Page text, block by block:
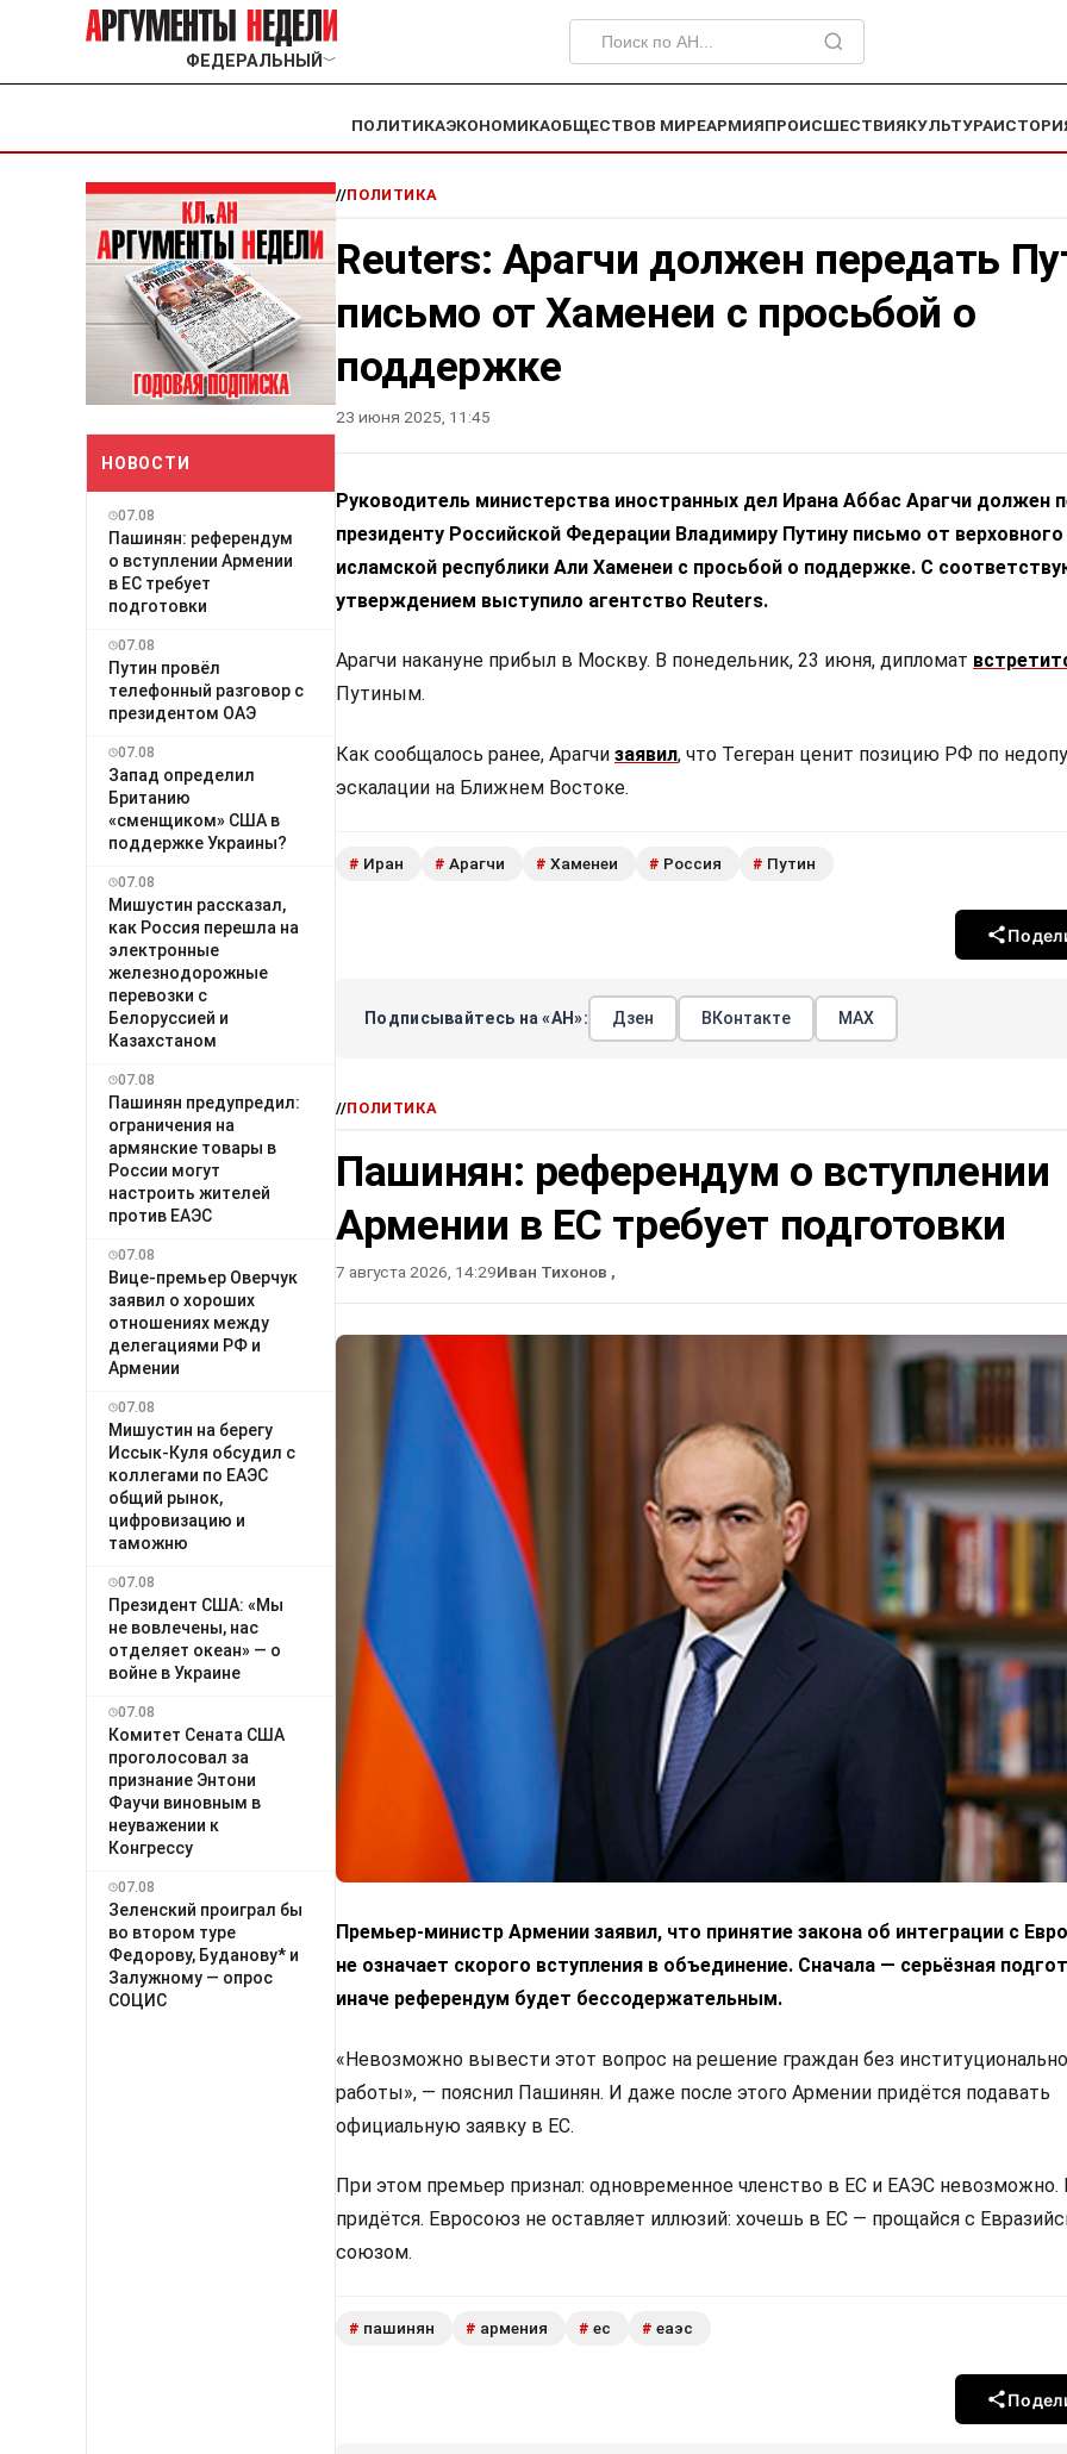
ФЕДЕРАЛЬНЫЙ ﹀
ПОЛИТИКАЭКОНОМИКАОБЩЕСТВОВ МИРЕАРМИЯПРОИСШЕСТВИЯКУЛЬТУРА
НОВОСТИ
07.08
Пашинян: референдум
о вступлении Армении
в ЕС требует
подготовки
07.08
Путин провёл
телефонный разговор с
президентом ОАЭ
07.08
Запад определил
Британию
«сменщиком» США в
поддержке Украины?
07.08
Мишустин рассказал,
как Россия перешла на
электронные
железнодорожные
перевозки с
Белоруссией и
Казахстаном
07.08
Пашинян предупредил:
ограничения на
армянские товары в
России могут
настроить жителей
против ЕАЭС
07.08
Вице-премьер Оверчук
заявил о хороших
отношениях между
делегациями РФ и
Армении
07.08
Мишустин на берегу
Иссык-Куля обсудил с
коллегами по ЕАЭС
общий рынок,
цифровизацию и
таможню
07.08
Президент США: «Мы
не вовлечены, нас
отделяет океан» — о
войне в Украине
07.08
Комитет Сената США
проголосовал за
признание Энтони
Фаучи виновным в
неуважении к
Конгрессу
07.08
Зеленский проиграл бы
во втором туре
Федорову, Буданову* и
Залужному — опрос
СОЦИС
//ПОЛИТИКА
Reuters: Арагчи должен передать
письмо от Хаменеи с просьбой о
поддержке
23 июня 2025, 11:45
Руководитель министерства иностранных дел Ирана Аббас Арагчи должен
президенту Российской Федерации Владимиру Путину письмо от
исламской республики Али Хаменеи с просьбой о поддержке. С
утверждением выступило агентство Reuters.
Арагчи накануне прибыл в Москву. В понедельник, 23 июня, дипломат
Путиным.
Как сообщалось ранее, Арагчи заявил, что Тегеран ценит позицию РФ по
эскалации на Ближнем Востоке.
# Иран # Арагчи # Хаменеи # Россия # Путин
Подписывайтесь на «АН»: Дзен ВКонтакте МАХ
//ПОЛИТИКА
Пашинян: референдум о вступлении
Армении в ЕС требует подготовки
7 августа 2026, 14:29Иван Тихонов ,
Премьер-министр Армении заявил, что принятие закона об интеграции с
не означает скорого вступления в объединение. Сначала — серьёзная
иначе референдум будет бессодержательным.
«Невозможно вывести этот вопрос на решение граждан без
работы», — пояснил Пашинян. И даже после этого Армении придётся подавать
официальную заявку в ЕС.
При этом премьер признал: одновременное членство в ЕС и ЕАЭС невозможно.
придётся. Евросоюз не оставляет иллюзий: хочешь в ЕС — прощайся с
союзом.
# пашинян # армения # ес # еаэс